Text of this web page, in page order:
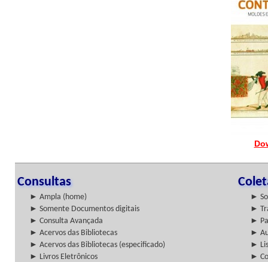
Consultas
► Ampla (home)
►
► Somente Documentos digitais
►
► Consulta Avançada
►
► Acervos das Bibliotecas
►
► Acervos das Bibliotecas (especificado)
►
► Livros Eletrônicos
►